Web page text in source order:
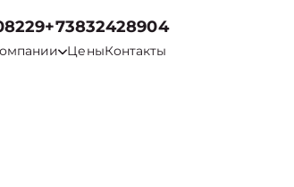
+73832428904
ЦеныКонтакты